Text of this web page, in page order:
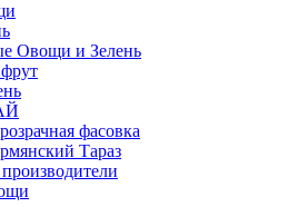
Овощи и Зелень
фасовка
Тараз